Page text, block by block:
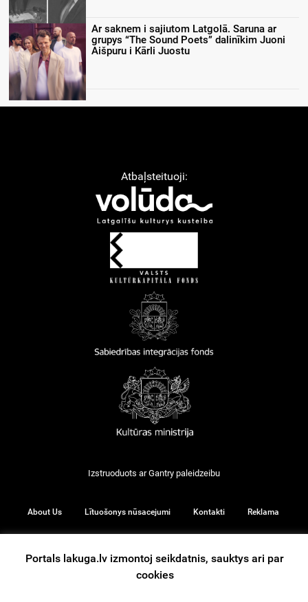
Ar saknem i sajiutom Latgolā. Saruna ar
grupys “The Sound Poets” dalinīkim Juoni
Aišpuru i Kārli Juostu
Atbaļsteituoji:
Izstruoduots arGantry paleidzeibu
About Us Lītuošonys nūsacejumi Kontakti Reklama
© 2026
Portals lakuga.lv izmontoj seikdatnis, sauktys ari par
cookies